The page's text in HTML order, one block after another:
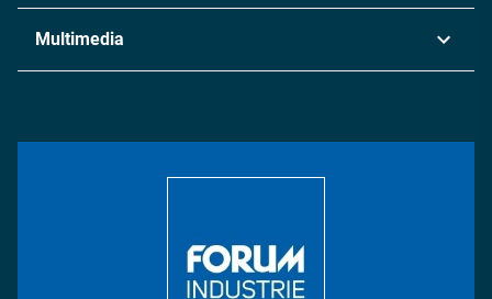
Metall
Energie
Multimedia